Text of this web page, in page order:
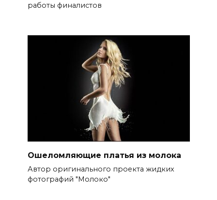
работы финалистов
Ошеломляющие платья из молока
Автор оригинального проекта жидких
фотографий "Молоко"